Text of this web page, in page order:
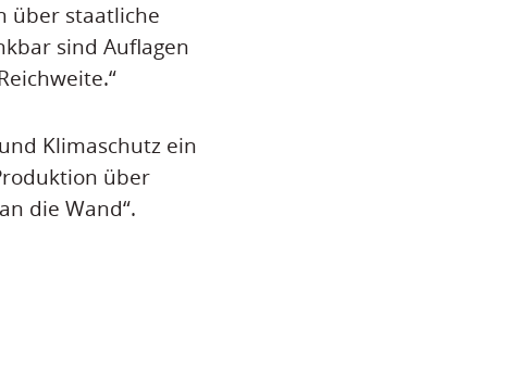
über staatliche
sind Auflagen
Klimaschutz ein
über
die Wand“.